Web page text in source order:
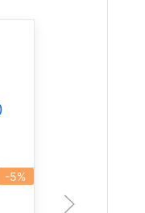
-5%